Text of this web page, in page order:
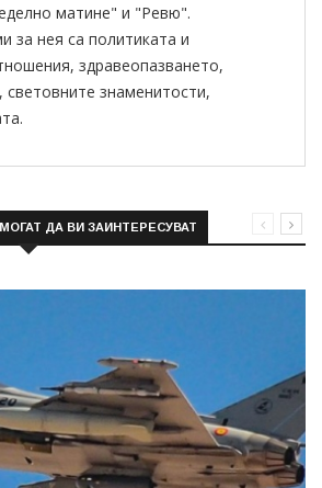
матине" и "Ревю".
за нея са политиката и
здравеопазването,
световните знаменитости,
ДА ВИ ЗАИНТЕРЕСУВАТ